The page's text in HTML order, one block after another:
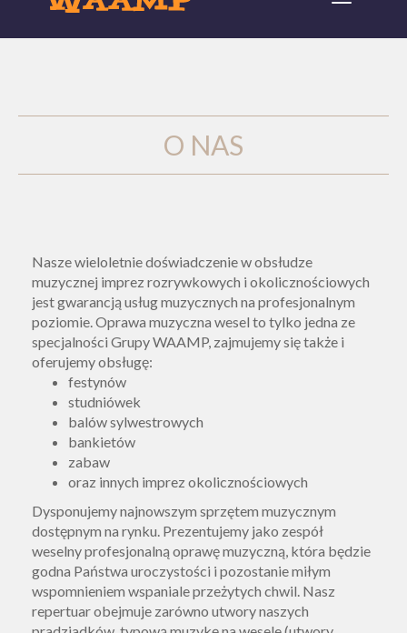
O NAS
Nasze wieloletnie doświadczenie w obsłudze
muzycznej imprez rozrywkowych i okolicznościowych
jest gwarancją usług muzycznych na profesjonalnym
poziomie. Oprawa muzyczna wesel to tylko jedna ze
specjalności Grupy WAAMP, zajmujemy się także i
oferujemy obsługę:
festynów
studniówek
balów sylwestrowych
bankietów
zabaw
oraz innych imprez okolicznościowych
Dysponujemy najnowszym sprzętem muzycznym
dostępnym na rynku. Prezentujemy jako zespół
weselny profesjonalną oprawę muzyczną, która będzie
godna Państwa uroczystości i pozostanie miłym
wspomnieniem wspaniale przeżytych chwil. Nasz
repertuar obejmuje zarówno utwory naszych